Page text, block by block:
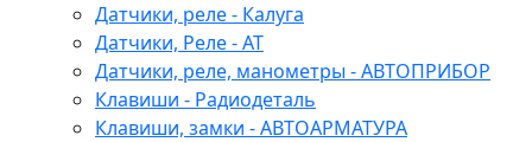
Датчики, реле - Калуга
Датчики, Реле - АТ
Датчики, реле, манометры - АВТОПРИБОР
Клавиши - Радиодеталь
Клавиши, замки - АВТОАРМАТУРА